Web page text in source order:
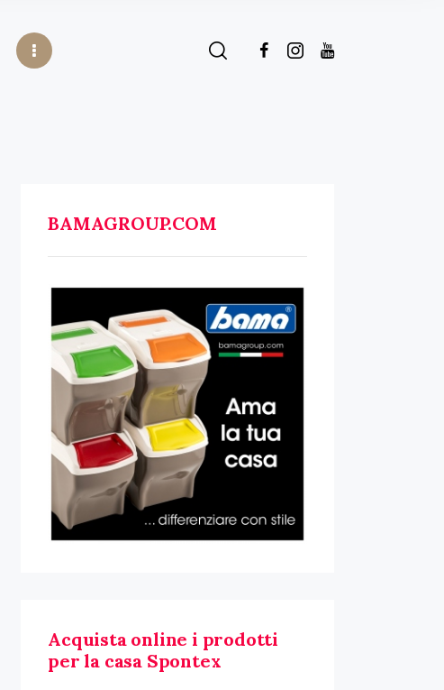
BAMAGROUP.COM
Acquista online i prodotti
per la casa Spontex